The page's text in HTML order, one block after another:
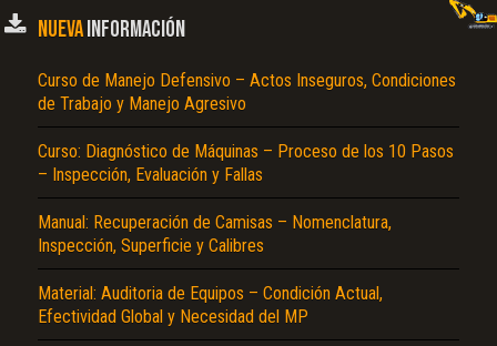
NUEVAINFORMACIÓN
Curso de Manejo Defensivo – Actos Inseguros, Condiciones
de Trabajo y Manejo Agresivo
Curso: Diagnóstico de Máquinas – Proceso de los 10 Pasos
– Inspección, Evaluación y Fallas
Manual: Recuperación de Camisas – Nomenclatura,
Inspección, Superficie y Calibres
Material: Auditoria de Equipos – Condición Actual,
Efectividad Global y Necesidad del MP